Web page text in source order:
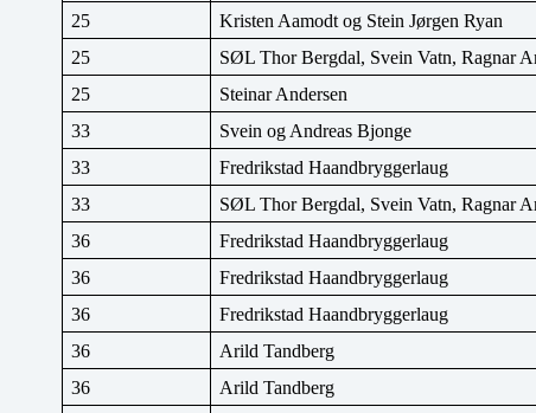
25
Kristen Aamodt og Stein Jørgen Ryan
25
SØL Thor Bergdal, Svein Vatn, Ragnar
25
Steinar Andersen
33
Svein og Andreas Bjonge
33
Fredrikstad Haandbryggerlaug
33
SØL Thor Bergdal, Svein Vatn, Ragnar
36
Fredrikstad Haandbryggerlaug
36
Fredrikstad Haandbryggerlaug
36
Fredrikstad Haandbryggerlaug
36
Arild Tandberg
36
Arild Tandberg